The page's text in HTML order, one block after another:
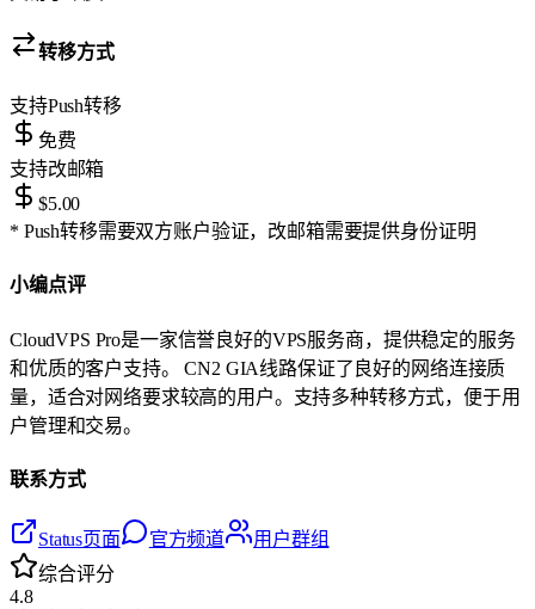
转移方式
支持Push转移
免费
支持改邮箱
$5.00
* Push转移需要双方账户验证，改邮箱需要提供身份证明
小编点评
CloudVPS Pro是一家信誉良好的VPS服务商，提供稳定的服务
和优质的客户支持。 CN2 GIA线路保证了良好的网络连接质
量，适合对网络要求较高的用户。支持多种转移方式，便于用
户管理和交易。
联系方式
Status页面 官方频道
用户群组
综合评分
4.8